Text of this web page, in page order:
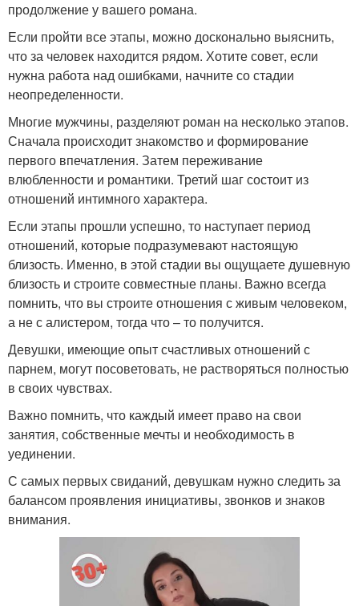
продолжение у вашего романа.
Если пройти все этапы, можно досконально выяснить,
что за человек находится рядом. Хотите совет, если
нужна работа над ошибками, начните со стадии
неопределенности.
Многие мужчины, разделяют роман на несколько этапов.
Сначала происходит знакомство и формирование
первого впечатления. Затем переживание
влюбленности и романтики. Третий шаг состоит из
отношений интимного характера.
Если этапы прошли успешно, то наступает период
отношений, которые подразумевают настоящую
близость. Именно, в этой стадии вы ощущаете душевную
близость и строите совместные планы. Важно всегда
помнить, что вы строите отношения с живым человеком,
а не с алистером, тогда что – то получится.
Девушки, имеющие опыт счастливых отношений с
парнем, могут посоветовать, не растворяться полностью
в своих чувствах.
Важно помнить, что каждый имеет право на свои
занятия, собственные мечты и необходимость в
уединении.
С самых первых свиданий, девушкам нужно следить за
балансом проявления инициативы, звонков и знаков
внимания.